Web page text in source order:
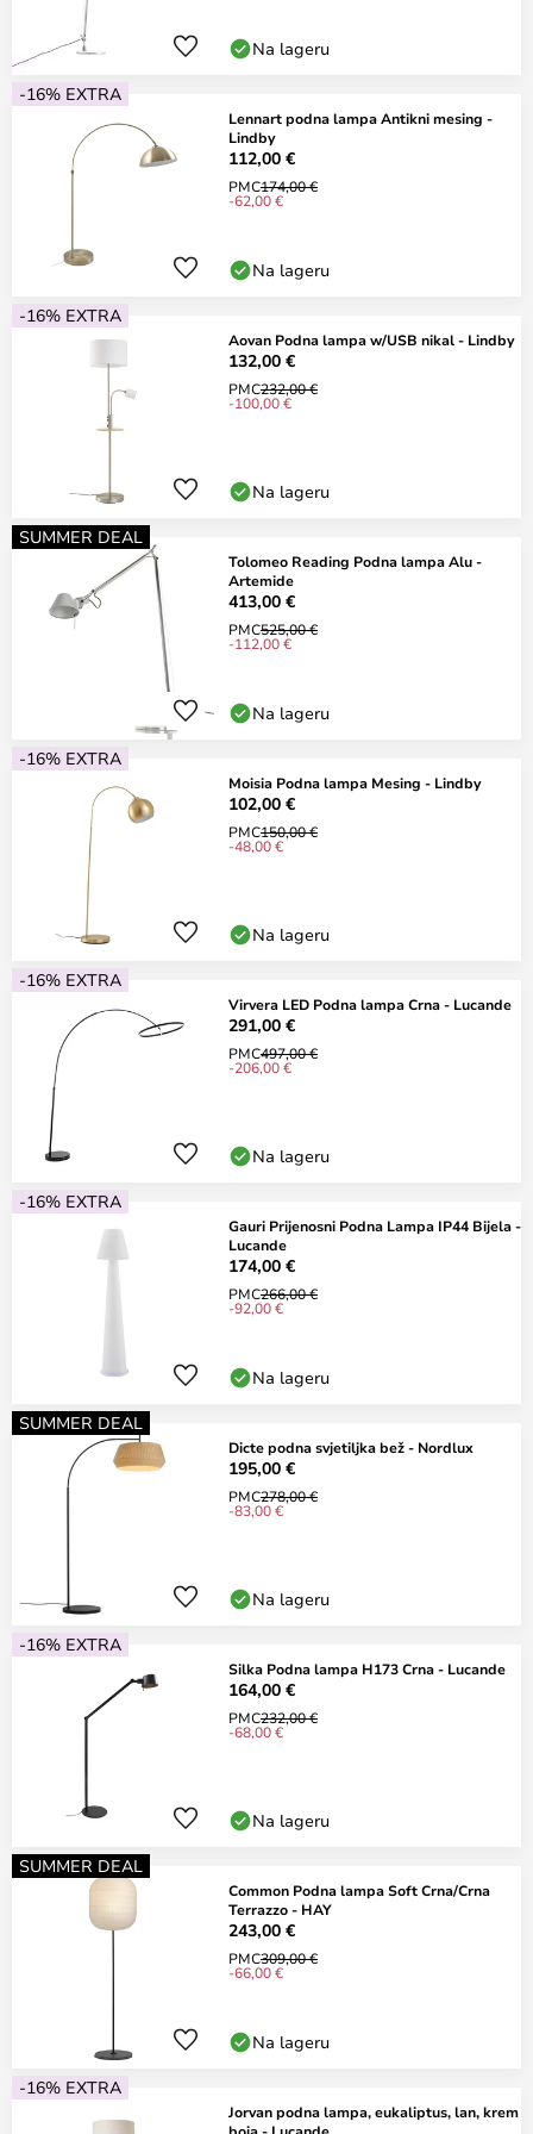
Na lageru
-16% EXTRA
Lennart podna lampa Antikni mesing -
Lindby
112,00 €
PMC174,00 €
-62,00 €
Na lageru
-16% EXTRA
Aovan Podna lampa w/USB nikal - Lindby
132,00 €
PMC232,00 €
-100,00 €
Na lageru
SUMMER DEAL
Tolomeo Reading Podna lampa Alu -
Artemide
413,00 €
PMC525,00 €
-112,00 €
Na lageru
-16% EXTRA
Moisia Podna lampa Mesing - Lindby
102,00 €
PMC150,00 €
-48,00 €
Na lageru
-16% EXTRA
Virvera LED Podna lampa Crna - Lucande
291,00 €
PMC497,00 €
-206,00 €
Na lageru
-16% EXTRA
Gauri Prijenosni Podna Lampa IP44 Bijela -
Lucande
174,00 €
PMC266,00 €
-92,00 €
Na lageru
SUMMER DEAL
Dicte podna svjetiljka bež - Nordlux
195,00 €
PMC278,00 €
-83,00 €
Na lageru
-16% EXTRA
Silka Podna lampa H173 Crna - Lucande
164,00 €
PMC232,00 €
-68,00 €
Na lageru
SUMMER DEAL
Common Podna lampa Soft Crna/Crna
Terrazzo - HAY
243,00 €
PMC309,00 €
-66,00 €
Na lageru
-16% EXTRA
Jorvan podna lampa, eukaliptus, lan, krem